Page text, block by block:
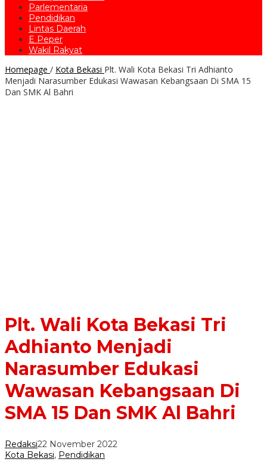
Parlementaria
Pendidikan
Lintas Daerah
E Peper
Wakil Rakyat
Homepage / Kota Bekasi Plt. Wali Kota Bekasi Tri Adhianto
Menjadi Narasumber Edukasi Wawasan Kebangsaan Di SMA 15
Dan SMK Al Bahri
Plt. Wali Kota Bekasi Tri
Adhianto Menjadi
Narasumber Edukasi
Wawasan Kebangsaan Di
SMA 15 Dan SMK Al Bahri
Redaksi22 November 2022
Kota Bekasi, Pendidikan